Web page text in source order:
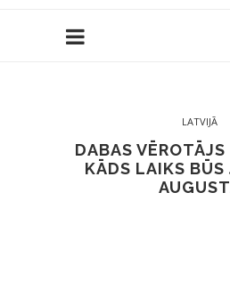
LATVIJĀ
DABAS
KĀDS LAIKS BŪS